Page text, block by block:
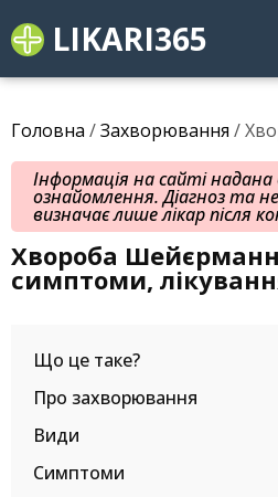
LIKARI365
Головна /Захворювання /
Інформація на сайті
ознайомлення. Діагноз та
визначає лише лікар після
Хвороба
симптоми,
Що це таке?
Про захворювання
Види
Симптоми